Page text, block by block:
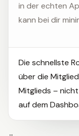
in der echten
kann bei dir
Die schnellste
über die
Mitglieds –
auf dem